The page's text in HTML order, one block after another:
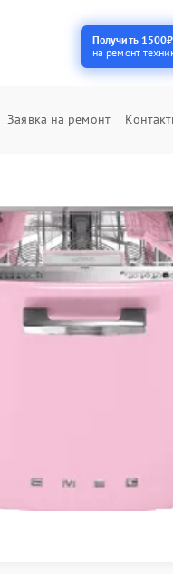
Получить 1500₽
на ремонт
Заявка на ремонт